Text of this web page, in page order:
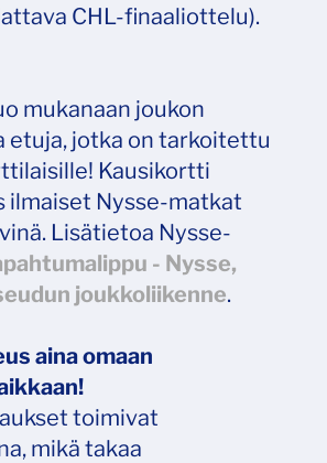
CHL-finaaliottelu).
mukanaan joukon
etuja, jotka on tarkoitettu
Kausikortti
ilmaiset Nysse-matkat
Lisätietoa Nysse-
- Nysse,
joukkoliikenne.
aina omaan
toimivat
mikä takaa